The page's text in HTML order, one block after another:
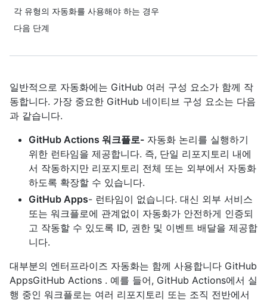
각 유형의 자동화를 사용해야 하는 경우
다음 단계
일반적으로 자동화에는 GitHub 여러 구성 요소가 함께 작
동합니다. 가장 중요한 GitHub 네이티브 구성 요소는 다음
과 같습니다.
GitHub Actions 워크플로- 자동화 논리를 실행하기
위한 런타임을 제공합니다. 즉, 단일 리포지토리 내에
서 작동하지만 리포지토리 전체 또는 외부에서 자동화
하도록 확장할 수 있습니다.
GitHub Apps- 런타임이 없습니다. 대신 외부 서비스
또는 워크플로에 관계없이 자동화가 안전하게 인증되
고 작동할 수 있도록 ID, 권한 및 이벤트 배달을 제공합
니다.
대부분의 엔터프라이즈 자동화는 함께 사용합니다 GitHub
AppsGitHub Actions . 예를 들어, GitHub Actions에서 실
행 중인 워크플로는 여러 리포지토리 또는 조직 전반에서